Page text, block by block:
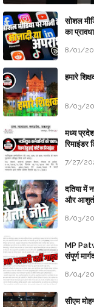
सोशल
का
8/01/
हमारे
8/03/
मध्य
रिमाइंडर
7/27/
दतिया में
और
8/03/
MP
संपूर्ण
8/04/
सीएम